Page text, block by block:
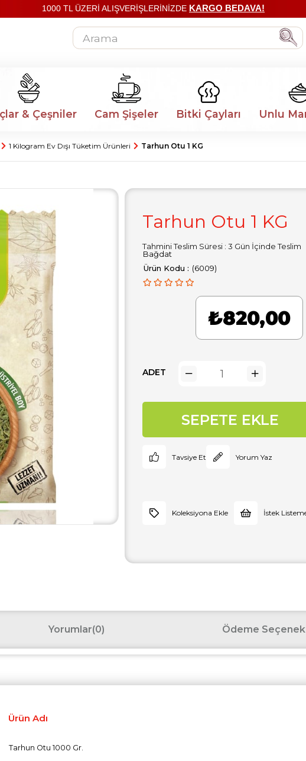
1000 TL ÜZERİ ALIŞVERİŞLERİNİZDE KARGO BEDAVA!
& Çeşniler Cam Şişeler Bitki Çayları Unlu
1 Kilogram Ev Dışı Tüketim Ürünleri Tarhun Otu 1 KG
Tarhun Otu 1 KG
Tahmini Teslim Süresi : 3 Gün İçinde Teslim
Bağdat
(6009)
₺820,00
ADET
Tavsiye Et Yorum Yaz
Koleksiyona Ekle İstek
Yorumlar(0) Ödeme
Ürün Adı
Tarhun Otu 1000 Gr.